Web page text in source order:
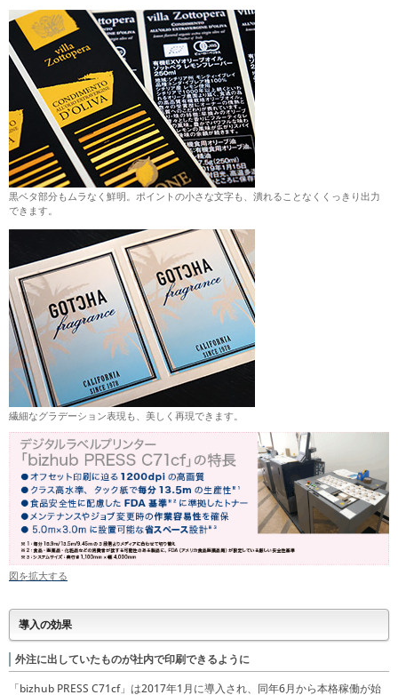
黒ベタ部分もムラなく鮮明。ポイントの小さな文字も、潰れることなくくっきり出力
できます。
繊細なグラデーション表現も、美しく再現できます。
図を拡大する
導入の効果
外注に出していたものが社内で印刷できるように
「bizhub PRESS C71cf」は2017年1月に導入され、同年6月から本格稼働が始